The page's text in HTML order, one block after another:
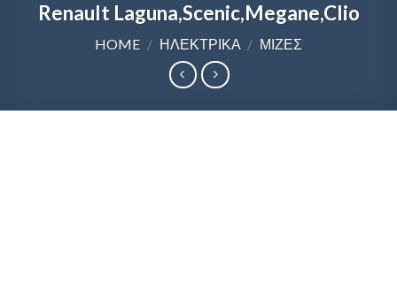
Renault Laguna,Scenic,Megane,Clio
HOME / ΗΛΕΚΤΡΙΚΑ / ΜΙΖΕΣ